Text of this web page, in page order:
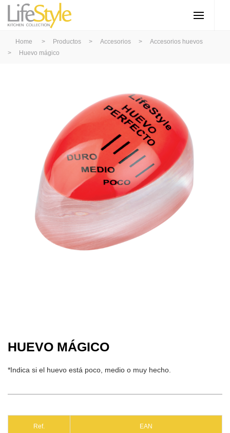
Home > Productos > Accesorios >
Accesorios huevos
>
Huevo mágico
HUEVO MÁGICO
*Indica si el huevo está poco, medio o muy hecho.
Ref. EAN